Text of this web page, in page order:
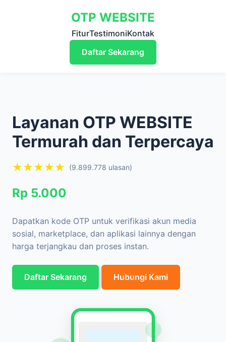
OTP WEBSITE
FiturTestimoniKontak
Daftar Sekarang
Layanan OTP WEBSITE
Termurah dan Terpercaya
★★★★★ (9.899.778 ulasan)
Rp 5.000
Dapatkan kode OTP untuk verifikasi akun media
sosial, marketplace, dan aplikasi lainnya dengan
harga terjangkau dan proses instan.
Daftar Sekarang Hubungi Kami